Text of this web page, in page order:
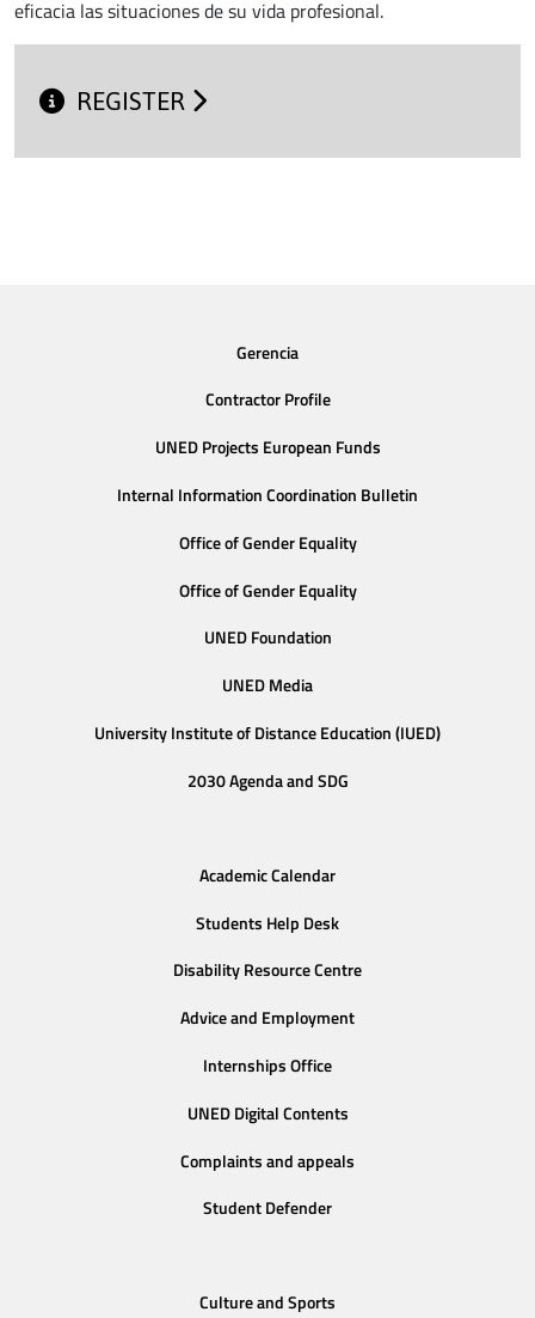
eficacia las situaciones de su vida profesional.
REGISTER
Gerencia
Contractor Profile
UNED Projects European Funds
Internal Information Coordination Bulletin
Office of Gender Equality
Office of Gender Equality
UNED Foundation
UNED Media
University Institute of Distance Education (IUED)
2030 Agenda and SDG
Academic Calendar
Students Help Desk
Disability Resource Centre
Advice and Employment
Internships Office
UNED Digital Contents
Complaints and appeals
Student Defender
Culture and Sports